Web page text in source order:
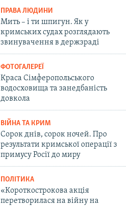
ПРАВА ЛЮДИНИ
Мить – і ти шпигун. Як у
кримських судах розглядають
звинувачення в держзраді
ФОТОГАЛЕРЕЇ
Краса Сімферопольського
водосховища та занедбаність
довкола
ВІЙНА ТА КРИМ
Сорок днів, сорок ночей. Про
результати кримської операції з
примусу Росії до миру
ПОЛІТИКА
«Короткострокова акція
перетворилася на війну на